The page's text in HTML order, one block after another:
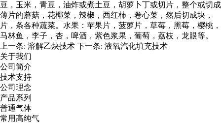
豆，玉米，青豆，油炸或煮土豆，胡萝卜丁或切片，整个或切成
薄片的蘑菇，花椰菜，辣椒，西红柿，卷心菜，然后切成块，
片，条各种蔬菜。水果：苹果片，菠萝片，草莓，黑莓，樱桃，
马林鱼，李子，杏，啤酒，紫色浆果，葡萄，荔枝，龙眼等。
上一条: 溶解乙炔技术 下一条: 液氧汽化填充技术
关于我们
公司简介
技术支持
公司理念
产品系列
普通气体
常用高纯气